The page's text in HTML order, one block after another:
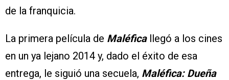
de la franquicia.
La primera película de Maléficallegó a los cines
en un ya lejano 2014 y, dado el éxito de esa
entrega, le siguió una secuela, Maléfica: Dueña